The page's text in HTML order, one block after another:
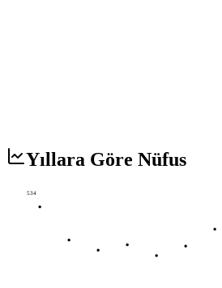
Yıllara Göre Nüfus
534